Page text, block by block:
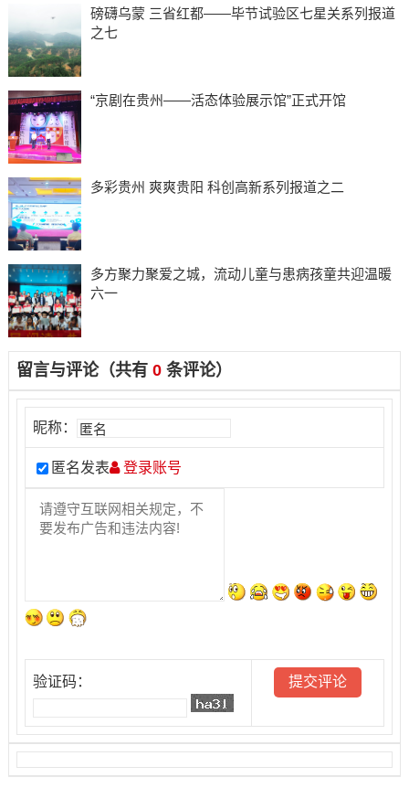
磅礴乌蒙 三省红都——毕节试验区七星关系列报道
之七
“京剧在贵州——活态体验展示馆”正式开馆
多彩贵州 爽爽贵阳 科创高新系列报道之二
多方聚力聚爱之城，流动儿童与患病孩童共迎温暖
六一
留言与评论（共有 0条评论）
昵称：
匿名发表 登录账号
验证码：